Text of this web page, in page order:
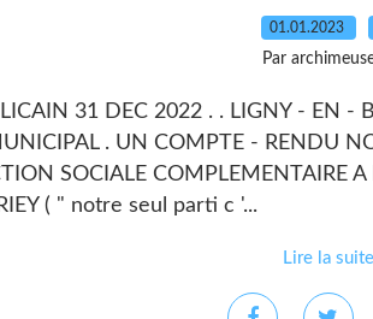
01.01.2023
Par
31 DEC 2022 . . LIGNY - EN -
. UN COMPTE - RENDU
SOCIALE COMPLEMENTAIRE
( " notre seul parti c '...
Lire la suite